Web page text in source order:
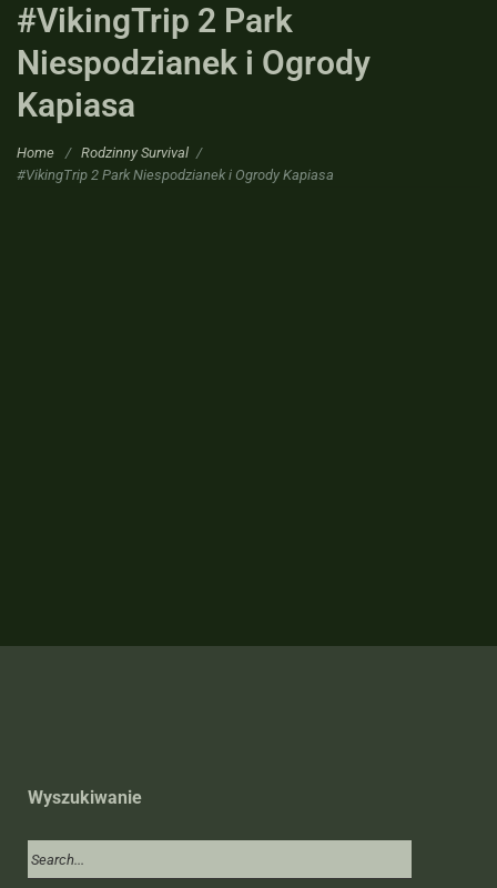
#VikingTrip 2 Park
Niespodzianek i Ogrody
Kapiasa
Home / Rodzinny Survival /
#VikingTrip 2 Park Niespodzianek i Ogrody Kapiasa
Wyszukiwanie